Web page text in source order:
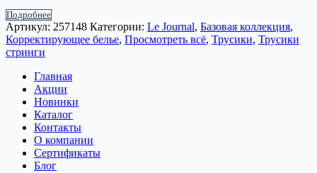
Подробнее
Артикул: 257148 Категории: Le Journal, Базовая коллекция,
Корректирующее белье, Просмотреть всё, Трусики, Трусики
стринги
Главная
Акции
Новинки
Каталог
Контакты
О компании
Сертификаты
Блог